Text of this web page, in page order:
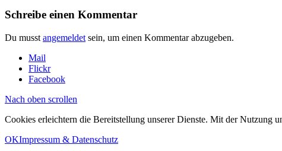
Schreibe einen Kommentar
Du musst angemeldet sein, um einen Kommentar abzugeben.
Mail
Flickr
Facebook
Nach oben scrollen
Cookies erleichtern die Bereitstellung unserer Dienste. Mit der Nutzung
OKImpressum & Datenschutz